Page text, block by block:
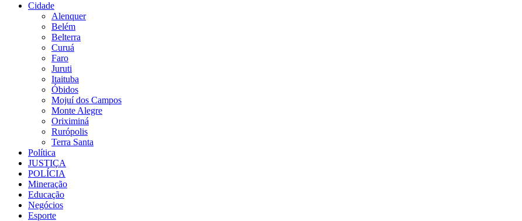
Cidade
Alenquer
Belém
Belterra
Curuá
Faro
Juruti
Itaituba
Óbidos
Mojuí dos Campos
Monte Alegre
Oriximiná
Rurópolis
Terra Santa
Política
JUSTIÇA
POLÍCIA
Mineração
Educação
Negócios
Esporte